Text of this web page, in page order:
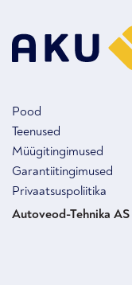
Pood
Teenused
Müügitingimused
Garantiitingimused
Privaatsuspoliitika
Autoveod-Tehnika AS